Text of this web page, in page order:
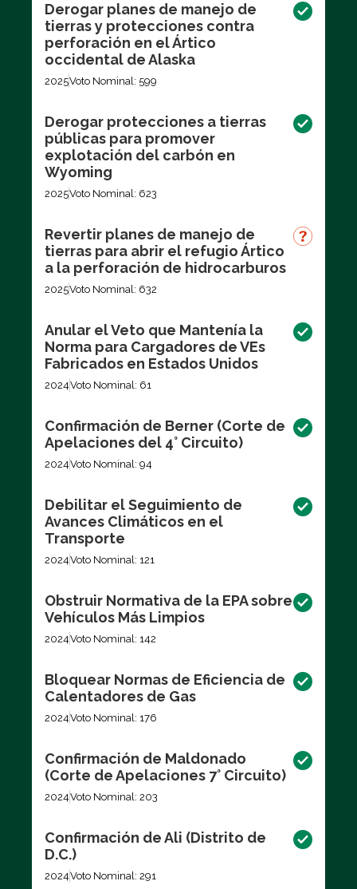
Derogar planes de manejo de
tierras y protecciones contra
perforación en el Ártico
occidental de Alaska
2025Voto Nominal: 599
Derogar protecciones a tierras
públicas para promover
explotación del carbón en
Wyoming
2025Voto Nominal: 623
Revertir planes de manejo de
tierras para abrir el refugio Ártico
a la perforación de hidrocarburos
2025Voto Nominal: 632
Anular el Veto que Mantenía la
Norma para Cargadores de VEs
Fabricados en Estados Unidos
2024Voto Nominal: 61
Confirmación de Berner (Corte de
Apelaciones del 4° Circuito)
2024Voto Nominal: 94
Debilitar el Seguimiento de
Avances Climáticos en el
Transporte
2024Voto Nominal: 121
Obstruir Normativa de la EPA sobre
Vehículos Más Limpios
2024Voto Nominal: 142
Bloquear Normas de Eficiencia de
Calentadores de Gas
2024Voto Nominal: 176
Confirmación de Maldonado
(Corte de Apelaciones 7° Circuito)
2024Voto Nominal: 203
Confirmación de Ali (Distrito de
D.C.)
2024Voto Nominal: 291